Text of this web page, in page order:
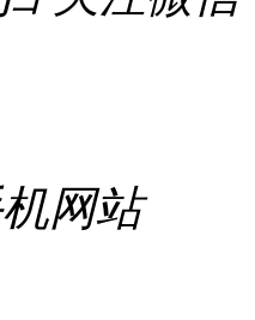
网站